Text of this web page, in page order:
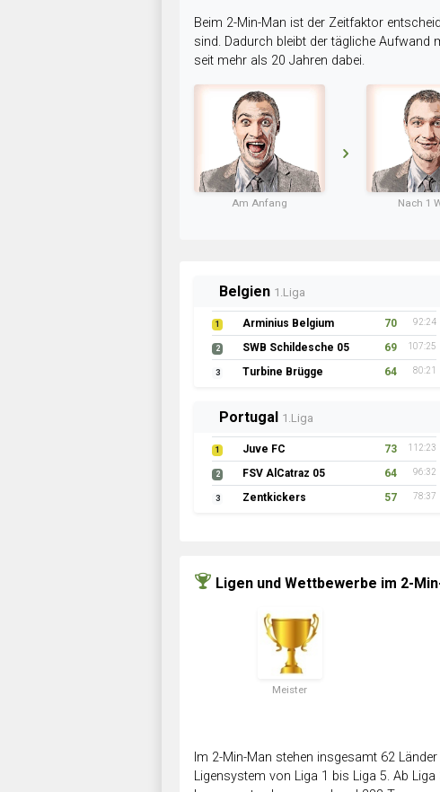
Beim 2-Min-Man ist der Zeitfaktor
sind. Dadurch bleibt der tägliche
seit mehr als 20 Jahren dabei.
Am Anfang Nach 1
Belgien 1.Liga
1 Arminius Belgium 70 92:24
2 SWB Schildesche 05 69 107:25
3 Turbine Brügge 64 80:21
Portugal 1.Liga
1 Juve FC 73 112:23
2 FSV AlCatraz 05 64 96:32
3 Zentkickers 57 78:37
Ligen und Wettbewerbe im 2-
Meister
Im 2-Min-Man stehen insgesamt 62
Ligensystem von Liga 1 bis Liga 5. Ab